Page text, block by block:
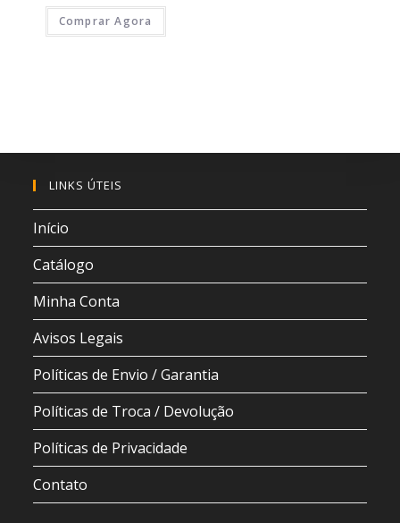
Comprar Agora
LINKS ÚTEIS
Início
Catálogo
Minha Conta
Avisos Legais
Políticas de Envio / Garantia
Políticas de Troca / Devolução
Políticas de Privacidade
Contato